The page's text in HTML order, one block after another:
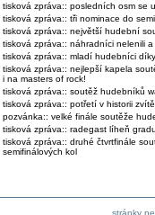
tisková zpráva:: posledních osm se
tisková zpráva:: tři nominace do
tisková zpráva:: největší hudební
tisková zpráva:: náhradníci nelenili
tisková zpráva:: mladí hudebníci
tisková zpráva:: nejlepší kapela
i na masters of rock!
tisková zpráva:: soutěž hudebníků
tisková zpráva:: potřetí v historii
pozvánka:: velké finále soutěže
tisková zpráva:: radegast líheň
tisková zpráva:: druhé čtvrtfinále
semifinálových kol
stránky